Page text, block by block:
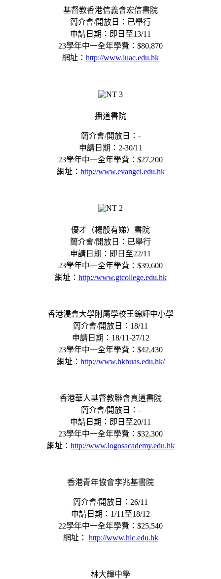
基督教香港信義會宏信書院
簡介會/開放日：已舉行
申請日期：即日至13/11
23學年中一全年學費：$80,870
網址： http://www.luac.edu.hk
播道書院
簡介會/開放日：-
申請日期：2-30/11
23學年中一全年學費：$27,200
網址： http://www.evangel.edu.hk
優才（楊殷有娣）書院
簡介會/開放日：已舉行
申請日期：即日至22/11
23學年中一全年學費：$39,600
網址： http://www.gtcollege.edu.hk
香港浸會大學附屬學校王錦輝中小學
簡介會/開放日：18/11
申請日期：18/11-27/12
23學年中一全年學費：$42,430
網址： http://www.hkbuas.edu.hk/
香港華人基督教聯會真道書院
簡介會/開放日：-
申請日期：即日至20/11
23學年中一全年學費：$32,300
網址： http://www.logosacademy.edu.hk
香港青年協會李兆基書院
簡介會/開放日：26/11
申請日期：1/11至18/12
22學年中一全年學費：$25,540
網址： http://www.hlc.edu.hk
林大輝中學